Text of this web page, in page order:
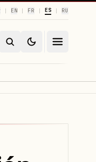
| EN | FR | ES | RU